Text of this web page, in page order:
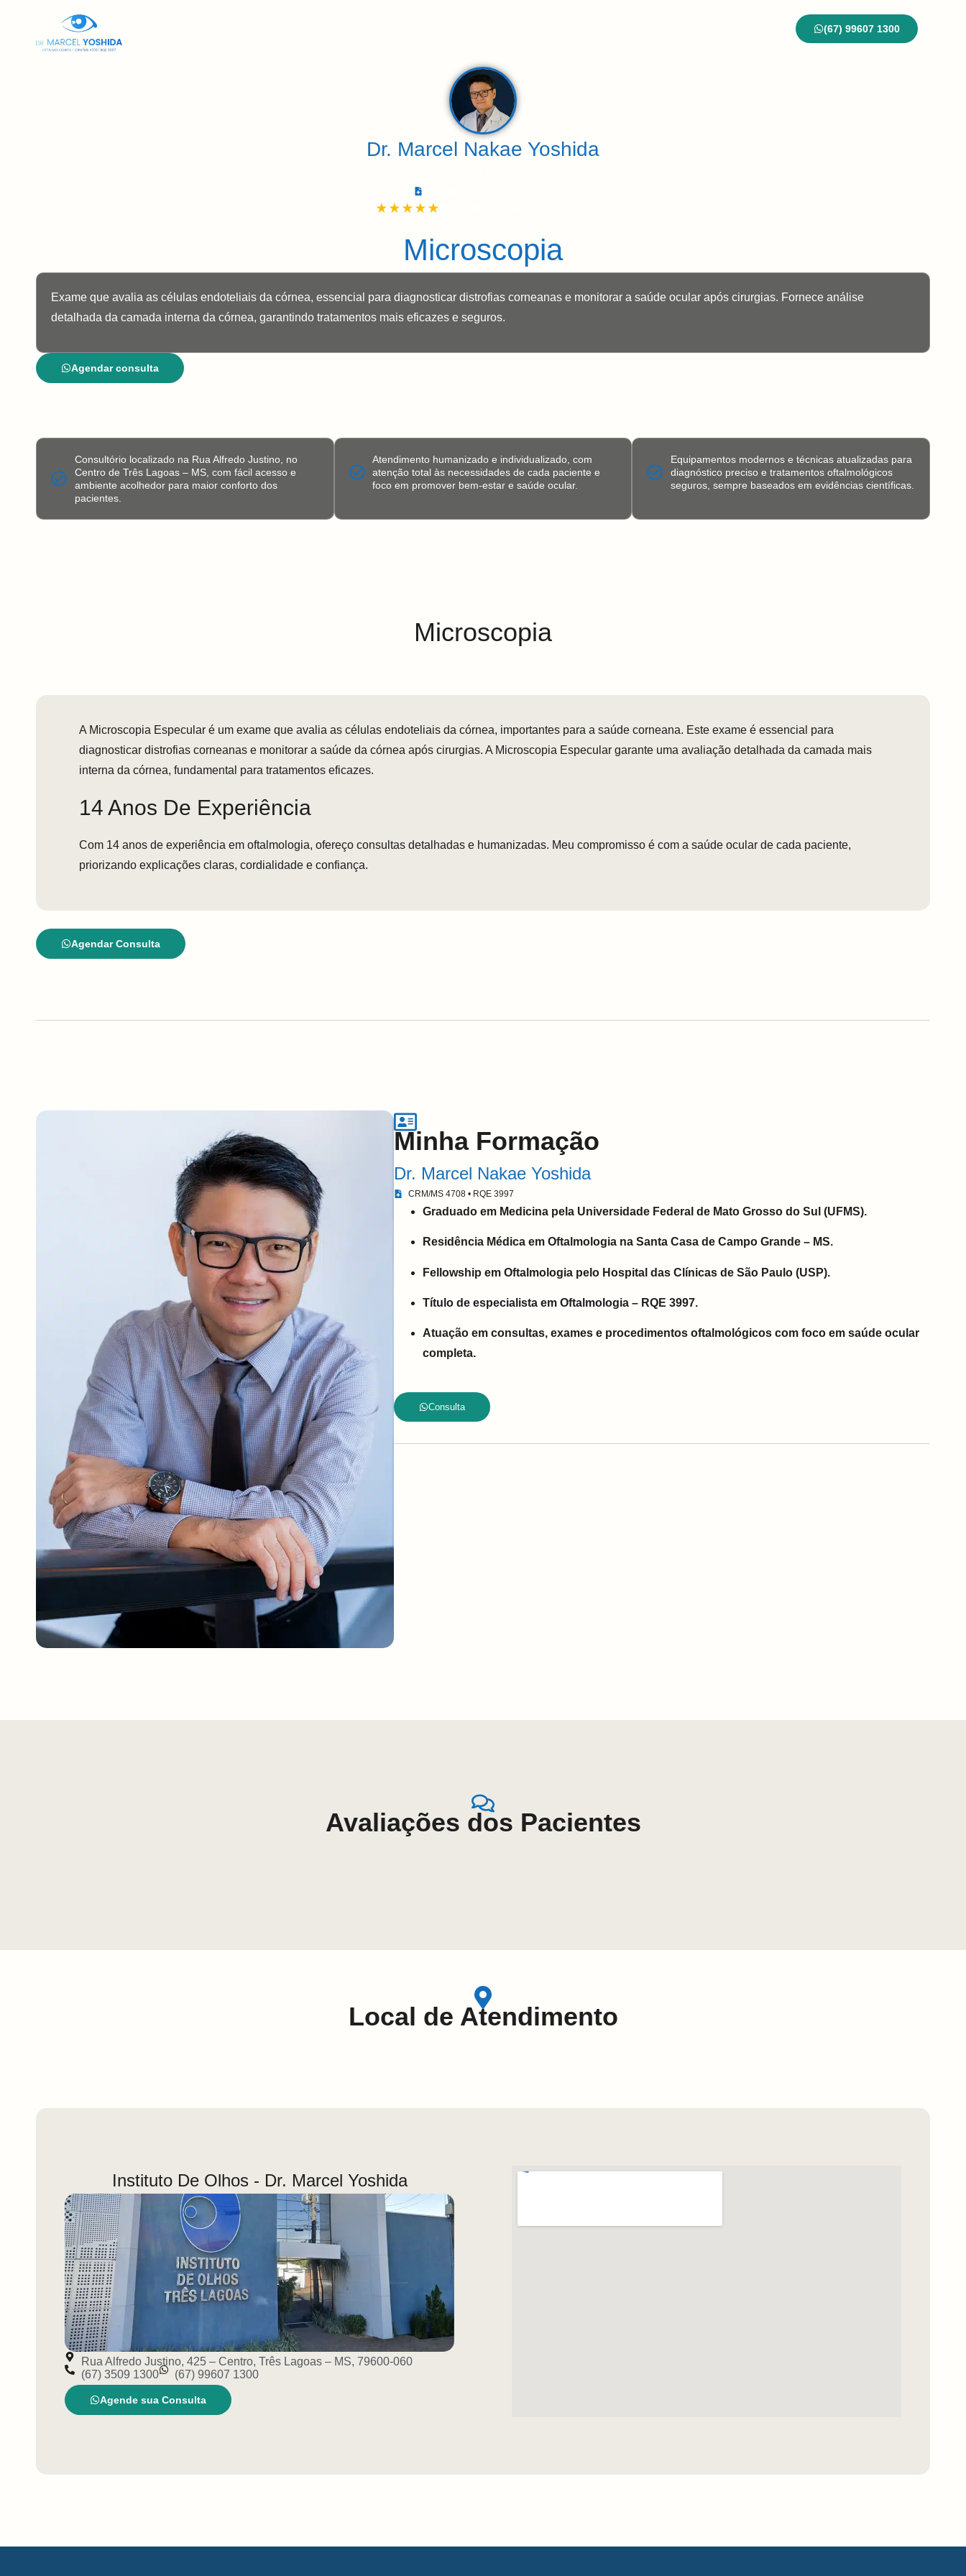
(67) 99607 1300
Dr. Marcel Nakae Yoshida
Microscopia
Exame que avalia as células endoteliais da córnea, essencial para diagnosticar distrofias corneanas e monitorar a saúde ocular após cirurgias. Fornece análise
detalhada da camada interna da córnea, garantindo tratamentos mais eficazes e seguros.
Agendar consulta
Consultório localizado na Rua Alfredo Justino, no
Centro de Três Lagoas – MS, com fácil acesso e
ambiente acolhedor para maior conforto dos
pacientes.
Atendimento humanizado e individualizado, com
atenção total às necessidades de cada paciente e
foco em promover bem-estar e saúde ocular.
Equipamentos modernos e técnicas atualizadas para
diagnóstico preciso e tratamentos oftalmológicos
seguros, sempre baseados em evidências científicas.
Microscopia
A Microscopia Especular é um exame que avalia as células endoteliais da córnea, importantes para a saúde corneana. Este exame é essencial para
diagnosticar distrofias corneanas e monitorar a saúde da córnea após cirurgias. A Microscopia Especular garante uma avaliação detalhada da camada mais
interna da córnea, fundamental para tratamentos eficazes.
14 Anos De Experiência
Com 14 anos de experiência em oftalmologia, ofereço consultas detalhadas e humanizadas. Meu compromisso é com a saúde ocular de cada paciente,
priorizando explicações claras, cordialidade e confiança.
Agendar Consulta
Minha Formação
Dr. Marcel Nakae Yoshida
CRM/MS 4708 • RQE 3997
Graduado em Medicina pela Universidade Federal de Mato Grosso do Sul (UFMS).
Residência Médica em Oftalmologia na Santa Casa de Campo Grande – MS.
Fellowship em Oftalmologia pelo Hospital das Clínicas de São Paulo (USP).
Título de especialista em Oftalmologia – RQE 3997.
Atuação em consultas, exames e procedimentos oftalmológicos com foco em saúde ocular
completa.
Consulta
Avaliações dos Pacientes
Local de Atendimento
Instituto De Olhos - Dr. Marcel Yoshida
Rua Alfredo Justino, 425 – Centro, Três Lagoas – MS, 79600-060
(67) 3509 1300
(67) 99607 1300
Agende sua Consulta